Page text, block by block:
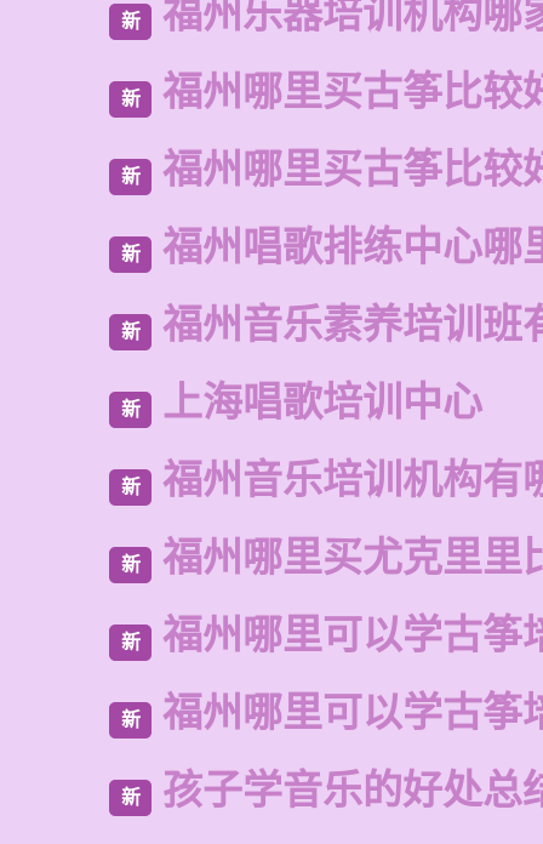
新 福州乐器培训机构哪
新 福州哪里买古筝比较
新 福州哪里买古筝比较
新 福州唱歌排练中心哪
新 福州音乐素养培训班
新 上海唱歌培训中心
新 福州音乐培训机构有
新 福州哪里买尤克里里
新 福州哪里可以学古筝
新 福州哪里可以学古筝
新 孩子学音乐的好处总